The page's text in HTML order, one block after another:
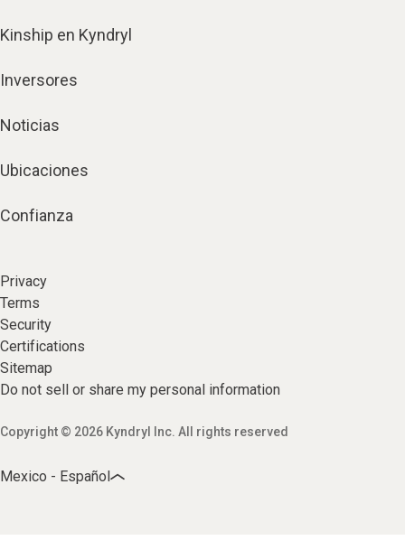
Kinship en Kyndryl
Inversores
Noticias
Ubicaciones
Confianza
Privacy
Terms
Security
Certifications
Sitemap
Do not sell or share my personal information
Copyright © 2026 Kyndryl Inc. All rights reserved
Mexico - Español